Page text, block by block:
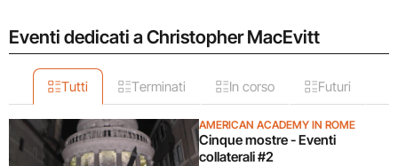
Eventi dedicati a Christopher MacEvitt
Tutti Terminati In corso Futuri
AMERICAN ACADEMY IN ROME
Cinque mostre - Eventi
collaterali #2